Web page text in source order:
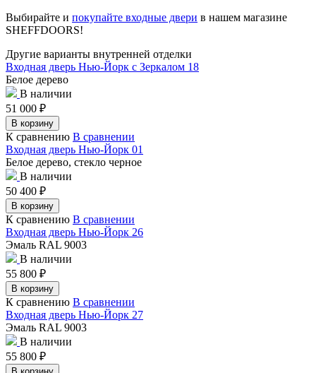
Выбирайте и покупайте входные двери в нашем магазине
SHEFFDOORS!
Другие варианты внутренней отделки
Входная дверь Нью-Йорк с Зеркалом 18
Белое дерево
В наличии
51 000 ₽
В корзину
К сравнению В сравнении
Входная дверь Нью-Йорк 01
Белое дерево, стекло черное
В наличии
50 400 ₽
В корзину
К сравнению В сравнении
Входная дверь Нью-Йорк 26
Эмаль RAL 9003
В наличии
55 800 ₽
В корзину
К сравнению В сравнении
Входная дверь Нью-Йорк 27
Эмаль RAL 9003
В наличии
55 800 ₽